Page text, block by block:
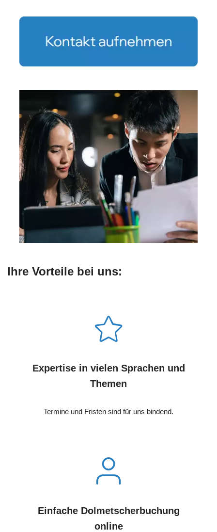
Ihre Vorteile bei uns:
Expertise in vielen Sprachen und
Themen
Termine und Fristen sind für uns bindend.
Einfache Dolmetscherbuchung
online